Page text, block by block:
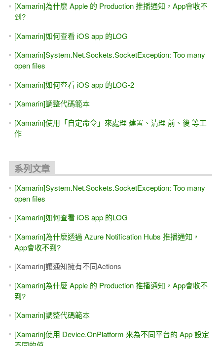
[Xamarin]為什麼 Apple 的 Production 推播通知，App會收不
到?
[Xamarin]如何查看 iOS app 的LOG
[Xamarin]System.Net.Sockets.SocketException: Too many
open files
[Xamarin]如何查看 iOS app 的LOG-2
[Xamarin]調整代碼範本
[Xamarin]使用「自定命令」來處理 建置、清理 前、後 等工
作
系列文章
[Xamarin]System.Net.Sockets.SocketException: Too many
open files
[Xamarin]如何查看 iOS app 的LOG
[Xamarin]為什麼透過 Azure Notification Hubs 推播通知，
App會收不到?
[Xamarin]讓通知擁有不同Actions
[Xamarin]為什麼 Apple 的 Production 推播通知，App會收不
到?
[Xamarin]調整代碼範本
[Xamarin]使用 Device.OnPlatform 來為不同平台的 App 設定